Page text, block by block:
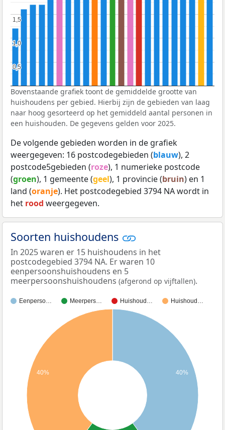
0,5
0,5
1,0
1,0
1,5
1,5
Bovenstaande grafiek toont de gemiddelde grootte van
huishoudens per gebied. Hierbij zijn de gebieden van laag
naar hoog gesorteerd op het gemiddeld aantal personen in
een huishouden. De gegevens gelden voor 2025.
De volgende gebieden worden in de grafiek
weergegeven: 16 postcodegebieden (blauw), 2
postcode5gebieden (roze), 1 numerieke postcode
(groen), 1 gemeente (geel), 1 provincie (bruin) en 1
land (oranje). Het postcodegebied 3794 NA wordt in
het rood weergegeven.
Soorten huishoudens
In 2025 waren er 15 huishoudens in het
postcodegebied 3794 NA. Er waren 10
eenpersoonshuishoudens en 5
meerpersoonshuishoudens (afgerond op vijftallen).
Eenperso… Meerpers… Huishoud… Huishoud…
40%
40%